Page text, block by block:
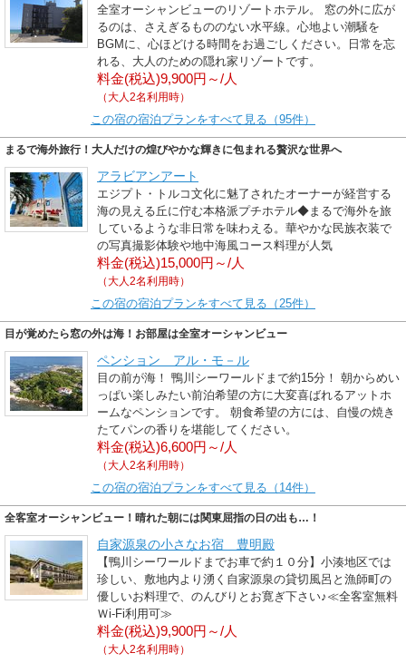
全室オーシャンビューのリゾートホテル。 窓の外に広が
るのは、さえぎるもののない水平線。心地よい潮騒を
BGMに、心ほどける時間をお過ごしください。日常を忘
れる、大人のための隠れ家リゾートです。
料金(税込)9,900円～/人
（大人2名利用時）
この宿の宿泊プランをすべて見る（95件）
まるで海外旅行！大人だけの煌びやかな輝きに包まれる贅沢な世界へ
アラビアンアート
エジプト・トルコ文化に魅了されたオーナーが経営する
海の見える丘に佇む本格派プチホテル◆まるで海外を旅
しているような非日常を味わえる。華やかな民族衣装で
の写真撮影体験や地中海風コース料理が人気
料金(税込)15,000円～/人
（大人2名利用時）
この宿の宿泊プランをすべて見る（25件）
目が覚めたら窓の外は海！お部屋は全室オーシャンビュー
ペンション アル・モ－ル
目の前が海！ 鴨川シーワールドまで約15分！ 朝からめい
っぱい楽しみたい前泊希望の方に大変喜ばれるアットホ
ームなペンションです。 朝食希望の方には、自慢の焼き
たてパンの香りを堪能してください。
料金(税込)6,600円～/人
（大人2名利用時）
この宿の宿泊プランをすべて見る（14件）
全客室オーシャンビュー！晴れた朝には関東屈指の日の出も…！
自家源泉の小さなお宿 豊明殿
【鴨川シーワールドまでお車で約１０分】小湊地区では
珍しい、敷地内より湧く自家源泉の貸切風呂と漁師町の
優しいお料理で、のんびりとお寛ぎ下さい♪≪全客室無料
Ｗi-Fi利用可≫
料金(税込)9,900円～/人
（大人2名利用時）